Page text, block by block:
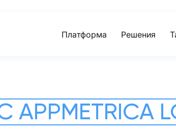
Платформа Решения
APPMETRICA